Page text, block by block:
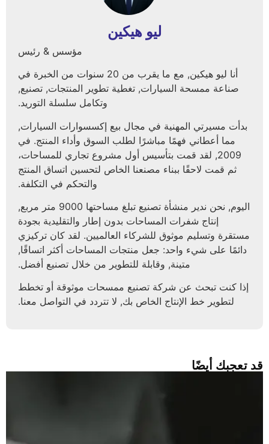
ليو هيكين
مؤسس & رئيس
أنا ليو هيكين, مع ما يقرب من 20 سنوات من الخبرة في
صناعة ممسحة السيارات, تغطية تطوير المنتجات, تصنيع,
وتكامل سلسلة التوريد.
بدأت مسيرتي المهنية في مجال بيع إكسسوارات السيارات,
مما أعطاني فهمًا مباشرًا لطلب السوق وأداء المنتج. في
2009, لقد قمت بتأسيس أول مشروع تجاري للمساحات،
ثم قمت لاحقًا ببناء مصنعنا الخاص لتحسين اتساق المنتج
والتحكم في التكلفة.
اليوم, نحن ندير منشأة تصنيع تبلغ مساحتها 9000 متر مربع,
إنتاج شفرات المساحات بدون إطار والتقليدية بجودة
مستقرة وتسليم موثوق للشركاء العالميين. لقد كان تركيزي
دائمًا على شيء واحد: جعل منتجات المساحات أكثر اتساقًا,
متينة, وقابلة للتطوير من خلال تصنيع أفضل.
إذا كنت تبحث عن شركة تصنيع ممسحات موثوقة أو تخطط
لتطوير خط الإنتاج الخاص بك, لا تتردد في التواصل معنا.
تعجبك أيضًا